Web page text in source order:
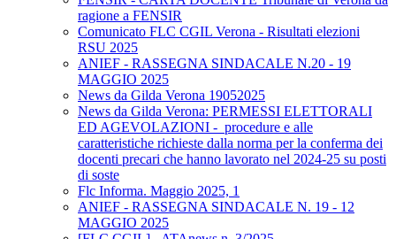
ragione a FENSIR
Comunicato FLC CGIL Verona - Risultati elezioni
RSU 2025
ANIEF - RASSEGNA SINDACALE N.20 - 19
MAGGIO 2025
News da Gilda Verona 19052025
News da Gilda Verona: PERMESSI ELETTORALI
ED AGEVOLAZIONI - procedure e alle
caratteristiche richieste dalla norma per la conferma dei
docenti precari che hanno lavorato nel 2024-25 su posti
di soste
Flc Informa. Maggio 2025, 1
ANIEF - RASSEGNA SINDACALE N. 19 - 12
MAGGIO 2025